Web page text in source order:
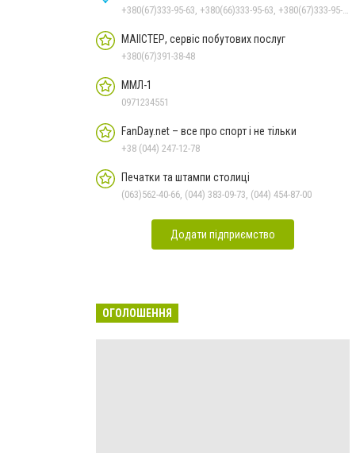
МАІІСТЕР, сервіс побутових послуг
+380(67)391-38-48
ММЛ-1
0971234551
FanDay.net – все про спорт і не тільки
+38 (044) 247-12-78
Печатки та штампи столиці
(063)562-40-66, (044) 383-09-73, (044) 454-87-00
Додати підприємство
ОГОЛОШЕННЯ